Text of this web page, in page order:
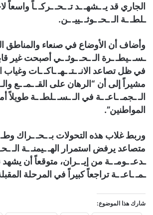
الجاري قد يـ ـشهـ ـد تـ ـحـ ـركـ ـاً واسعاً
ـلطـ ـة الـ ـحـ ـوثـ ـييـ ـن.
وأضاف أن الأوضاع في صنعاء والمناطق الـ
ـسـ ـيطـ ـرة الـ ـحـ ـوثـ ـي أصبحت غير
في ظل تصاعد الانـ ـتـ ـهـ ـاكـ ـات
مشيراً إلى أن “الرهان على القـ ـمـ ـع
الـ ـجمـ ـاعـ ـة في الـ ـسـ ـلطـ ـة طويلاً
المواطنين”.
وربط غلاب هذه التحولات بـ ـحـ ـراك وطـ
متصاعد يرفض استمرار الهـ ـيمنـ ـة الـ ـحـ
ـدعـ ـومـ ـة من إيـ ـران، متوقعاً أن يشهد
ـمـ ـاعـ ـة تراجعاً كبيراً في المرحلة
شارك هذا الموضوع: